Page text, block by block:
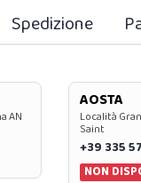
Spedizione
AN
AOSTA
Località
Saint
+39 335
NON